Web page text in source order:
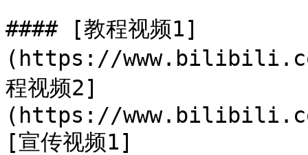
#### [教程视频1]
(https://
程视频2]
(https://
[宣传视频1]